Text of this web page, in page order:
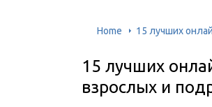
Home 15 лучших
15 лучших
взрослых и